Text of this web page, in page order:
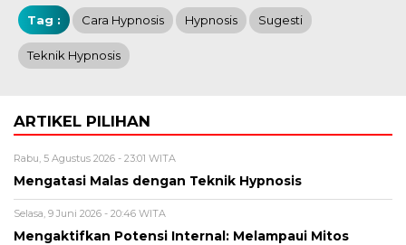
Tag : Cara Hypnosis Hypnosis Sugesti
Teknik Hypnosis
ARTIKEL PILIHAN
Rabu, 5 Agustus 2026 - 23:01 WITA
Mengatasi Malas dengan Teknik Hypnosis
Selasa, 9 Juni 2026 - 20:46 WITA
Mengaktifkan Potensi Internal: Melampaui Mitos